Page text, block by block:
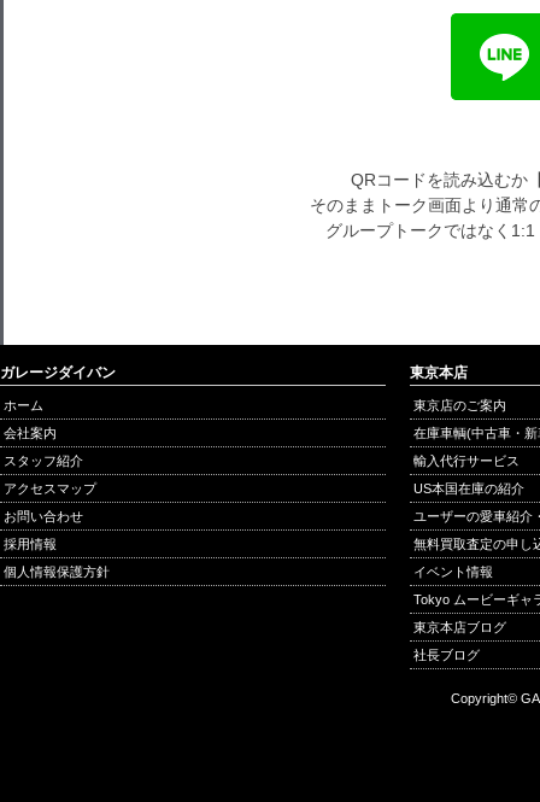
QRコードを読み込むか
そのままトーク画面より通常
グループトークではなく
ガレージダイバン
ホーム
会社案内
スタッフ紹介
アクセスマップ
お問い合わせ
採用情報
個人情報保護方針
東京本店
東京店のご案内
在庫車輌(中古車・
輸入代行サービス
US本国在庫の紹介
ユーザーの愛車紹介
無料買取査定の申し
イベント情報
Tokyo ムービーギャ
東京本店ブログ
社長ブログ
Copyright©